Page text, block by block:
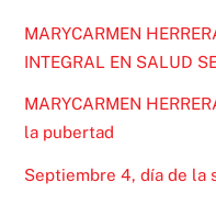
MARYCARMEN
INTEGRAL EN SALUD
MARYCARMEN
la pubertad
Septiembre 4, día de la